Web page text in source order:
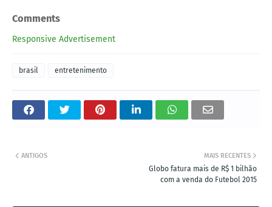
Comments
Responsive Advertisement
brasil entretenimento
MAIS RECENTES
Globo fatura mais de R$ 1 bilhão
com a venda do Futebol 2015
ANTIGOS